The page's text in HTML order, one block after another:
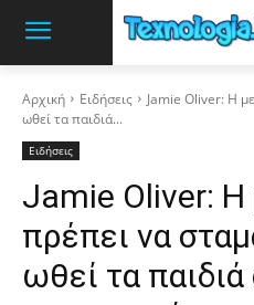
Αρχική Ειδήσεις
Jamie Oliver: Η
ωθεί τα παιδιά...
Ειδήσεις
Jamie Oliver: Η
πρέπει να
ωθεί τα παιδιά